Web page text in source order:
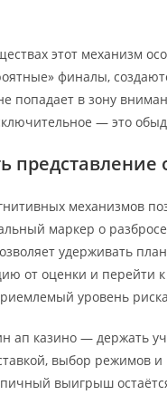
этот механизм
финалы,
попадает в зону
— это
представление
механизмов
маркер о
удерживать
от оценки и перейти
уровень
ап казино — держать
выбор режимов
выигрыш